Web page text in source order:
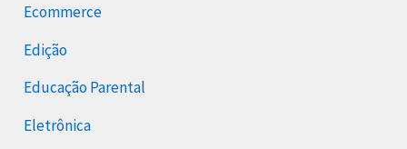
Ecommerce
Edição
Educação Parental
Eletrônica